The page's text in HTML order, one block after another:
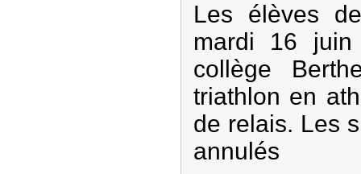
Les élèves
mardi 16
collège
triathlon en
de relais. Les
annulés